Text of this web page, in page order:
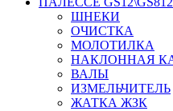
ШНЕКИ
ОЧИСТКА
МОЛОТИЛКА
НАКЛОННАЯ
ВАЛЫ
ИЗМЕЛЬЧИТЕЛЬ
ЖАТКА ЖЗК